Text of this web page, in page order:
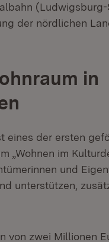
der nördlichen
in
eines der ersten
„Wohnen im
und
unterstützen,
von zwei Millionen